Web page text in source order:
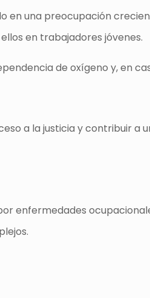
una preocupación
en trabajadores jóvenes.
de oxígeno y, en
a la justicia y contribuir
enfermedades